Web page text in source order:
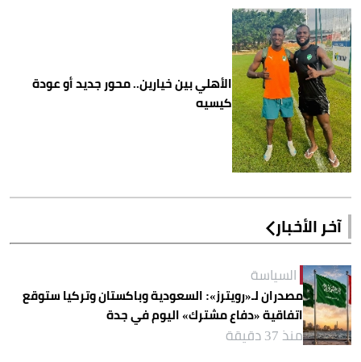
الأهلي بين خيارين.. محور جديد أو عودة
كيسيه
آخر الأخبار
السياسة
مصدران لـ«رويترز»: السعودية وباكستان وتركيا ستوقع
اتفاقية «دفاع مشترك» اليوم في جدة
منذ 37 دقيقة